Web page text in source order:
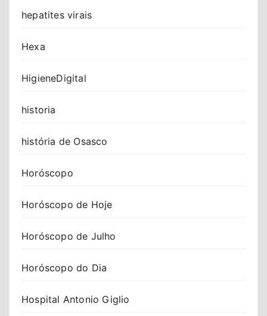
hepatites virais
Hexa
HigieneDigital
historia
história de Osasco
Horóscopo
Horóscopo de Hoje
Horóscopo de Julho
Horóscopo do Dia
Hospital Antonio Giglio